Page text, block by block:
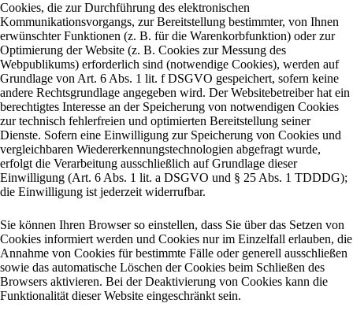
Cookies, die zur Durchführung des elektronischen
Kommunikationsvorgangs, zur Bereitstellung bestimmter, von Ihnen
erwünschter Funktionen (z. B. für die Warenkorbfunktion) oder zur
Optimierung der Website (z. B. Cookies zur Messung des
Webpublikums) erforderlich sind (notwendige Cookies), werden auf
Grundlage von Art. 6 Abs. 1 lit. f DSGVO gespeichert, sofern keine
andere Rechtsgrundlage angegeben wird. Der Websitebetreiber hat ein
berechtigtes Interesse an der Speicherung von notwendigen Cookies
zur technisch fehlerfreien und optimierten Bereitstellung seiner
Dienste. Sofern eine Einwilligung zur Speicherung von Cookies und
vergleichbaren Wiedererkennungstechnologien abgefragt wurde,
erfolgt die Verarbeitung ausschließlich auf Grundlage dieser
Einwilligung (Art. 6 Abs. 1 lit. a DSGVO und § 25 Abs. 1 TDDDG);
die Einwilligung ist jederzeit widerrufbar.
Sie können Ihren Browser so einstellen, dass Sie über das Setzen von
Cookies informiert werden und Cookies nur im Einzelfall erlauben, die
Annahme von Cookies für bestimmte Fälle oder generell ausschließen
sowie das automatische Löschen der Cookies beim Schließen des
Browsers aktivieren. Bei der Deaktivierung von Cookies kann die
Funktionalität dieser Website eingeschränkt sein.